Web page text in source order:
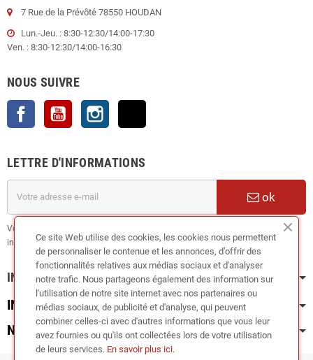
7 Rue de la Prévôté 78550 HOUDAN
Lun.-Jeu. : 8:30-12:30/14:00-17:30
Ven. : 8:30-12:30/14:00-16:30
NOUS SUIVRE
Facebook YouTube
LETTRE D'INFORMATIONS
ok
Vous pouvez vous désinscrire à tout moment. Vous trouverez pour cela nos
informations de contact dans les conditions d'utilisation du site.
INFORMATION
INFOS PRATIQUES
NOS CATÉGORIES
Ce site Web utilise des cookies, les cookies nous permettent
de personnaliser le contenue et les annonces, d’offrir des
fonctionnalités relatives aux médias sociaux et d'analyser
notre trafic. Nous partageons également des information sur
l'utilisation de notre site internet avec nos partenaires ou
médias sociaux, de publicité et d'analyse, qui peuvent
combiner celles-ci avec d'autres informations que vous leur
avez fournies ou qu'ils ont collectées lors de votre utilisation
de leurs services. En savoir plus ici.